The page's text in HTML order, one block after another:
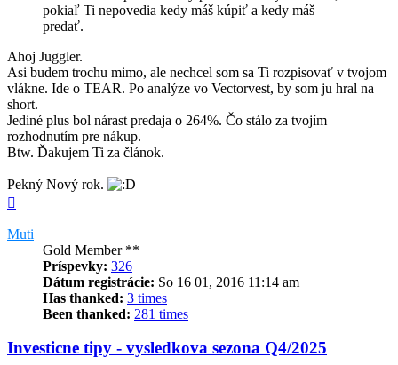
pokiaľ Ti nepovedia kedy máš kúpiť a kedy máš
predať.
Ahoj Juggler.
Asi budem trochu mimo, ale nechcel som sa Ti rozpisovať v tvojom
vlákne. Ide o TEAR. Po analýze vo Vectorvest, by som ju hral na
short.
Jediné plus bol nárast predaja o 264%. Čo stálo za tvojím
rozhodnutím pre nákup.
Btw. Ďakujem Ti za článok.
Pekný Nový rok.
Muti
Gold Member **
Príspevky: 326
Dátum registrácie: So 16 01, 2016 11:14 am
Has thanked: 3 times
Been thanked: 281 times
Investicne tipy - vysledkova sezona Q4/2025